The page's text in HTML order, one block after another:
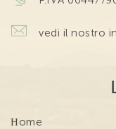
vedi il nostro
Home